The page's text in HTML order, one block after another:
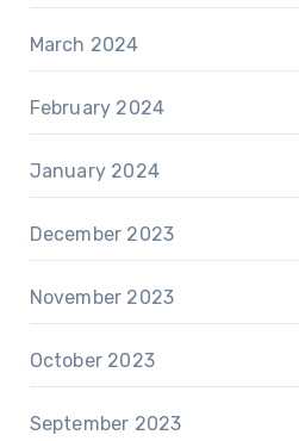
March 2024
February 2024
January 2024
December 2023
November 2023
October 2023
September 2023